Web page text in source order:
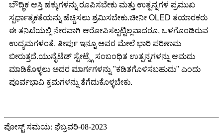
ಬೌದ್ಧಿಕ ಆಸ್ತಿ ಹಕ್ಕುಗಳನ್ನು ರೂಪಿಸಬೇಕು ಮತ್ತು ಉತ್ಪನ್ನಗಳ ಪ್ರಮುಖ
ಸ್ಪರ್ಧಾತ್ಮಕತೆಯನ್ನು ಹೆಚ್ಚಿಸಲು ಶ್ರಮಿಸಬೇಕು.ಚೀನೀ OLED ತಯಾರಕರು
ಈ ತನಿಖೆಯಲ್ಲಿ ನೇರವಾಗಿ ಆರೋಪಿಸಲ್ಪಟ್ಟಿಲ್ಲವಾದರೂ, ಒಳಗೊಂಡಿರುವ
ಉದ್ಯಮಗಳಂತೆ, ತೀರ್ಪು ಇನ್ನೂ ಅವರ ಮೇಲೆ ಭಾರಿ ಪರಿಣಾಮ
ಬೀರುತ್ತದೆ.ಯುನೈಟೆಡ್ ಸ್ಟೇಟ್ಸ್ಗೆ ಸಂಬಂಧಿತ ಉತ್ಪನ್ನಗಳನ್ನು ಆಮದು
ಮಾಡಿಕೊಳ್ಳಲು ಅದರ ಮಾರ್ಗಗಳನ್ನು "ಕಡಿತಗೊಳಿಸಬಹುದು" ಎಂದು
ಪೂರ್ವಭಾವಿ ಕ್ರಮಗಳನ್ನು ತೆಗೆದುಕೊಳ್ಳಬೇಕು.
ಪೋಸ್ಟ್ ಸಮಯ: ಫೆಬ್ರವರಿ-08-2023